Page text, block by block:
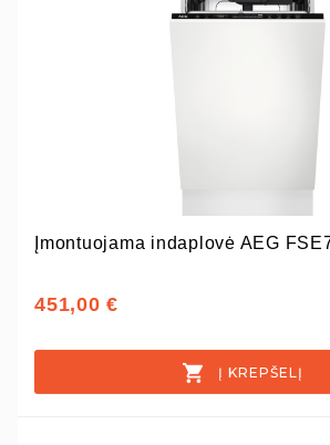
Įmontuojama indaplovė AEG
451,00 €
Į KREPŠELĮ